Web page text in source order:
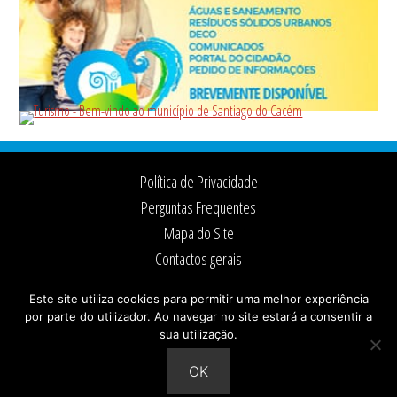
Footer
Política de Privacidade
Perguntas Frequentes
Mapa do Site
Contactos gerais
Câmara Municipal de Santiago do Cacém
Todos os direitos reservados
Este site utiliza cookies para permitir uma melhor experiência
por parte do utilizador. Ao navegar no site estará a consentir a
sua utilização.
OK